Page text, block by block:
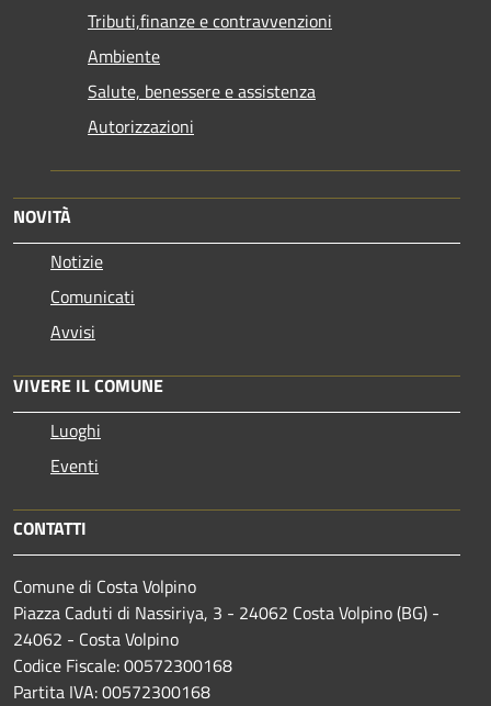
Tributi,finanze e contravvenzioni
Ambiente
Salute, benessere e assistenza
Autorizzazioni
NOVITÀ
Notizie
Comunicati
Avvisi
VIVERE IL COMUNE
Luoghi
Eventi
CONTATTI
Comune di Costa Volpino
Piazza Caduti di Nassiriya, 3 - 24062 Costa Volpino (BG) -
24062 - Costa Volpino
Codice Fiscale: 00572300168
Partita IVA: 00572300168